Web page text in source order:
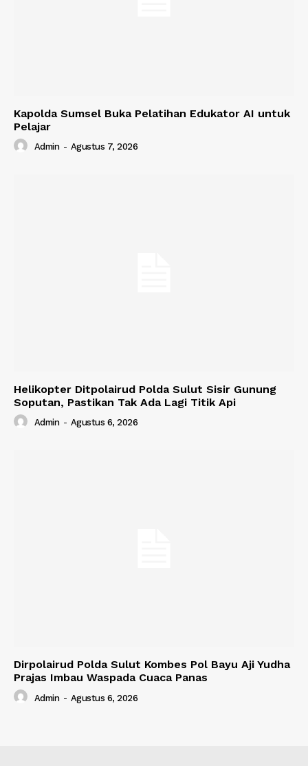
Kapolda Sumsel Buka Pelatihan Edukator AI untuk
Pelajar
Admin - Agustus 7, 2026
Helikopter Ditpolairud Polda Sulut Sisir Gunung
Soputan, Pastikan Tak Ada Lagi Titik Api
Admin - Agustus 6, 2026
Dirpolairud Polda Sulut Kombes Pol Bayu Aji Yudha
Prajas Imbau Waspada Cuaca Panas
Admin - Agustus 6, 2026